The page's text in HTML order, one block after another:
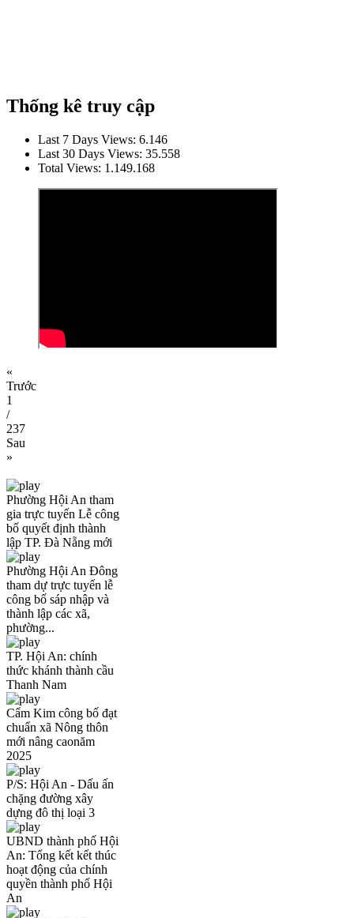
Thống kê truy cập
Last 7 Days Views: 6.146
Last 30 Days Views: 35.558
Total Views: 1.149.168
«
Trước
1
/
237
Sau
»
Phường Hội An tham
gia trực tuyến Lễ công
bố quyết định thành
lập TP. Đà Nẵng mới
Phường Hội An Đông
tham dự trực tuyến lễ
công bố sáp nhập và
thành lập các xã,
phường...
TP. Hội An: chính
thức khánh thành cầu
Thanh Nam
Cẩm Kim công bố đạt
chuẩn xã Nông thôn
mới nâng caonăm
2025
P/S: Hội An - Dấu ấn
chặng đường xây
dựng đô thị loại 3
UBND thành phố Hội
An: Tổng kết kết thúc
hoạt động của chính
quyền thành phố Hội
An